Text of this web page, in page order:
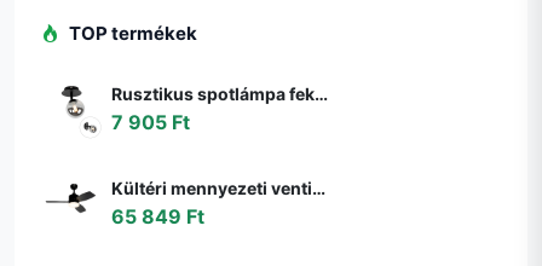
TOP termékek
Rusztikus spotlámpa fekete állítható füstüveggel - Athén
7 905 Ft
Kültéri mennyezeti ventilátor fekete 91,3 cm LED-del, fényerőszabályzóval, távirányítóval IP44 - Toledo
65 849 Ft